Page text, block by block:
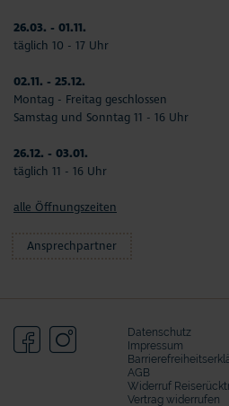
26.03. - 01.11.
täglich 10 - 17 Uhr
02.11. - 25.12.
Montag - Freitag geschlossen
Samstag und Sonntag 11 - 16 Uhr
26.12. - 03.01.
täglich 11 - 16 Uhr
alle Öffnungszeiten
Ansprechpartner
Datenschutz
Impressum
AGB
Widerruf
Vertrag widerrufen